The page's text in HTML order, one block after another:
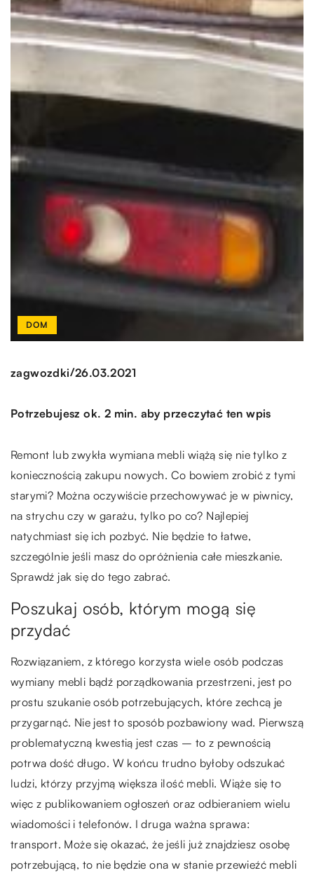
DOM
zagwozdki/26.03.2021
Potrzebujesz ok. 2 min. aby przeczytać ten wpis
Remont lub zwykła wymiana mebli wiążą się nie tylko z
koniecznością zakupu nowych. Co bowiem zrobić z tymi
starymi? Można oczywiście przechowywać je w piwnicy,
na strychu czy w garażu, tylko po co? Najlepiej
natychmiast się ich pozbyć. Nie będzie to łatwe,
szczególnie jeśli masz do opróżnienia całe mieszkanie.
Sprawdź jak się do tego zabrać.
Poszukaj osób, którym mogą się
przydać
Rozwiązaniem, z którego korzysta wiele osób podczas
wymiany mebli bądź porządkowania przestrzeni, jest po
prostu szukanie osób potrzebujących, które zechcą je
przygarnąć. Nie jest to sposób pozbawiony wad. Pierwszą
problematyczną kwestią jest czas – to z pewnością
potrwa dość długo. W końcu trudno byłoby odszukać
ludzi, którzy przyjmą większa ilość mebli. Wiąże się to
więc z publikowaniem ogłoszeń oraz odbieraniem wielu
wiadomości i telefonów. I druga ważna sprawa:
transport. Może się okazać, że jeśli już znajdziesz osobę
potrzebującą, to nie będzie ona w stanie przewieźć mebli